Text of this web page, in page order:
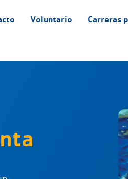
Voluntario Carreras